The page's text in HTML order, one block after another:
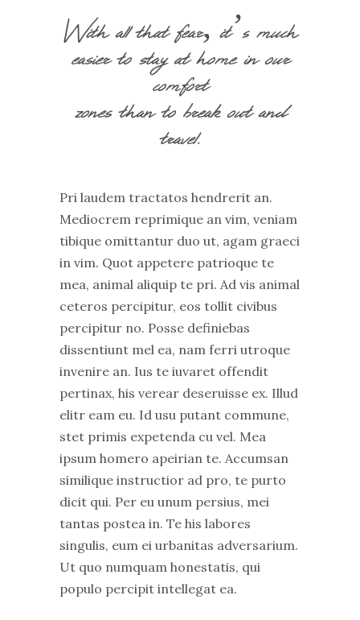
With all that fear, it’s much
easier to stay at home in our
comfort
zones than to break out and
travel.
Pri laudem tractatos hendrerit an.
Mediocrem reprimique an vim, veniam
tibique omittantur duo ut, agam graeci
in vim. Quot appetere patrioque te
mea, animal aliquip te pri. Ad vis animal
ceteros percipitur, eos tollit civibus
percipitur no. Posse definiebas
dissentiunt mel ea, nam ferri utroque
invenire an. Ius te iuvaret offendit
pertinax, his verear deseruisse ex. Illud
elitr eam eu. Id usu putant commune,
stet primis expetenda cu vel. Mea
ipsum homero apeirian te. Accumsan
similique instructior ad pro, te purto
dicit qui. Per eu unum persius, mei
tantas postea in. Te his labores
singulis, eum ei urbanitas adversarium.
Ut quo numquam honestatis, qui
populo percipit intellegat ea.